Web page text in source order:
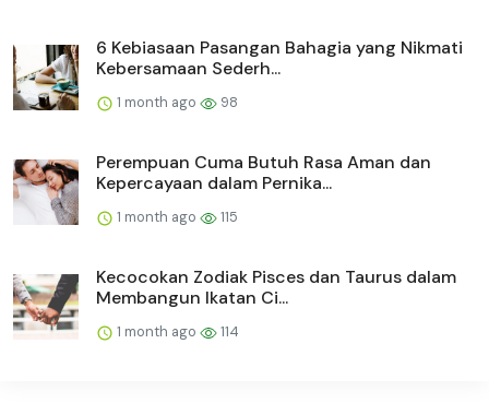
6 Kebiasaan Pasangan Bahagia yang Nikmati
Kebersamaan Sederh...
1 month ago 98
Perempuan Cuma Butuh Rasa Aman dan
Kepercayaan dalam Pernika...
1 month ago 115
Kecocokan Zodiak Pisces dan Taurus dalam
Membangun Ikatan Ci...
1 month ago 114